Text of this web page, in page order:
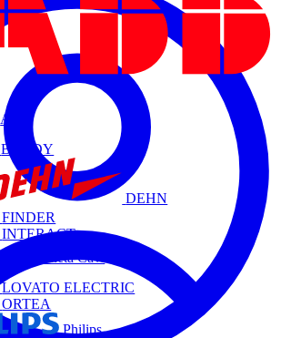
AVE
BRADY
DEHN
FINDER
INTERACT
La Triveneta Cavi
LOVATO ELECTRIC
ORTEA
Philips